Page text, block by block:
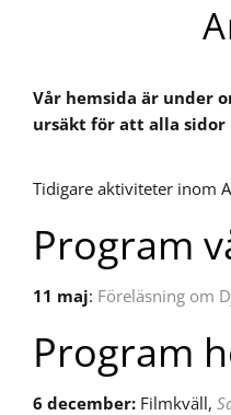
Vår hemsida är under
ursäkt för att alla
Tidigare aktiviteter inom
Program
11 maj: Föreläsning om
Program
6 december: Filmkväll,